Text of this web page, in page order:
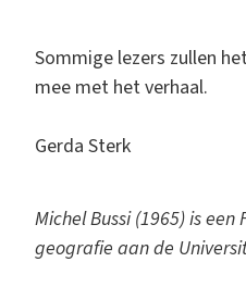
Sommige lezers zullen
mee met het verhaal.
Gerda Sterk
Michel Bussi (1965) is
geografie aan de